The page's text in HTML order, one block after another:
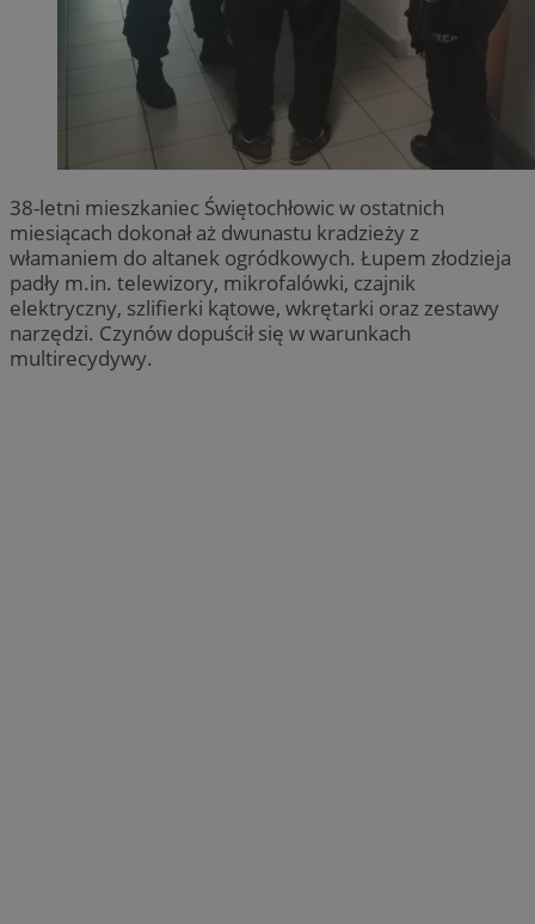
38-letni mieszkaniec Świętochłowic w ostatnich
miesiącach dokonał aż dwunastu kradzieży z
włamaniem do altanek ogródkowych. Łupem złodzieja
padły m.in. telewizory, mikrofalówki, czajnik
elektryczny, szlifierki kątowe, wkrętarki oraz zestawy
narzędzi. Czynów dopuścił się w warunkach
multirecydywy.